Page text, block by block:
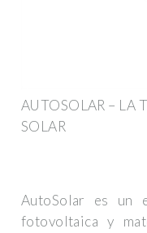
AUTOSOLAR – LA
SOLAR
AutoSolar es un
fotovoltaica y